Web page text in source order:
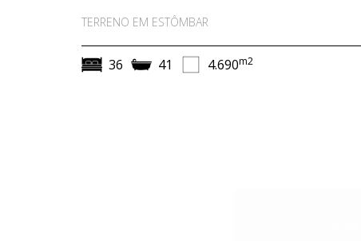
TERRENO EM ESTÔMBAR
36 41 4.690m2